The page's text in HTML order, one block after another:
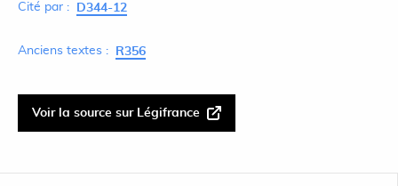
Cité par : D344-12
Anciens textes : R356
Voir la source sur Légifrance